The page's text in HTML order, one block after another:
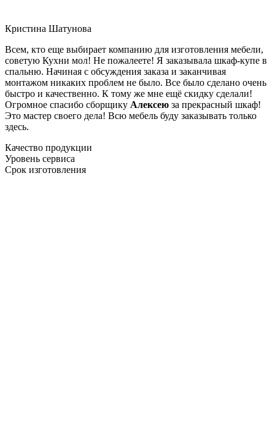
Кристина Шатунова
Всем, кто еще выбирает компанию для изготовления мебели,
советую Кухни мол! Не пожалеете! Я заказывала шкаф-купе в
спальню. Начиная с обсуждения заказа и заканчивая
монтажом никаких проблем не было. Все было сделано очень
быстро и качественно. К тому же мне ещё скидку сделали!
Огромное спасибо сборщику Алексею за прекрасный шкаф!
Это мастер своего дела! Всю мебель буду заказывать только
здесь.
Качество продукции
Уровень сервиса
Срок изготовления